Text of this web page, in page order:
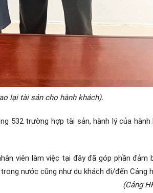
lại tài sản cho hành khách).
532 trường hợp tài sản, hành lý của hành
viên làm việc tại đây đã góp phần đảm
nước cũng như du khách đi/đến Cảng
(Cảng